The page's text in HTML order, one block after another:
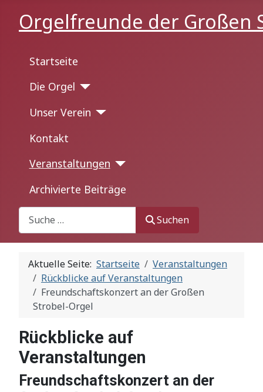
Orgelfreunde der Großen
Startseite
Die Orgel
Unser Verein
Kontakt
Veranstaltungen
Archivierte Beiträge
Suchen
Suchen
Aktuelle Seite: Startseite
Veranstaltungen
Rückblicke auf Veranstaltungen
Freundschaftskonzert an der Großen
Strobel-Orgel
Rückblicke auf
Veranstaltungen
Freundschaftskonzert an der